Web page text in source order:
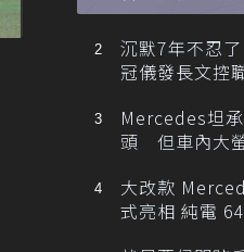
忙找車
沉默7年不忍
冠儀發長文控
Mercedes坦
頭 但車內大
大改款
式亮相 純電